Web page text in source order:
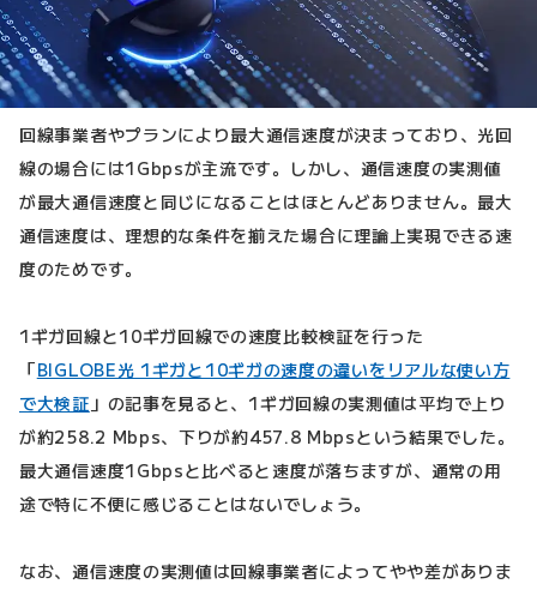
回線事業者やプランにより最大通信速度が決まっており、光回
線の場合には1Gbpsが主流です。しかし、通信速度の実測値
が最大通信速度と同じになることはほとんどありません。最大
通信速度は、理想的な条件を揃えた場合に理論上実現できる速
度のためです。
1ギガ回線と10ギガ回線での速度比較検証を行った
「BIGLOBE光 1ギガと10ギガの速度の違いをリアルな使い方
で大検証 」の記事を見ると、1ギガ回線の実測値は平均で上り
が約258.2 Mbps、下りが約457.8 Mbpsという結果でした。
最大通信速度1Gbpsと比べると速度が落ちますが、通常の用
途で特に不便に感じることはないでしょう。
なお、通信速度の実測値は回線事業者によってやや差がありま